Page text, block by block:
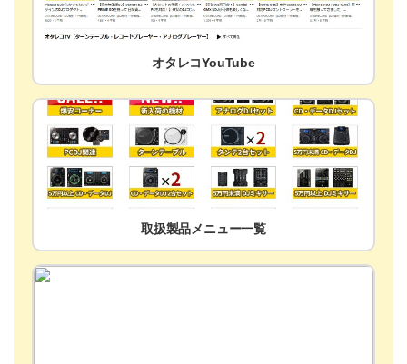
オタレコYouTube
取扱製品メニュー一覧